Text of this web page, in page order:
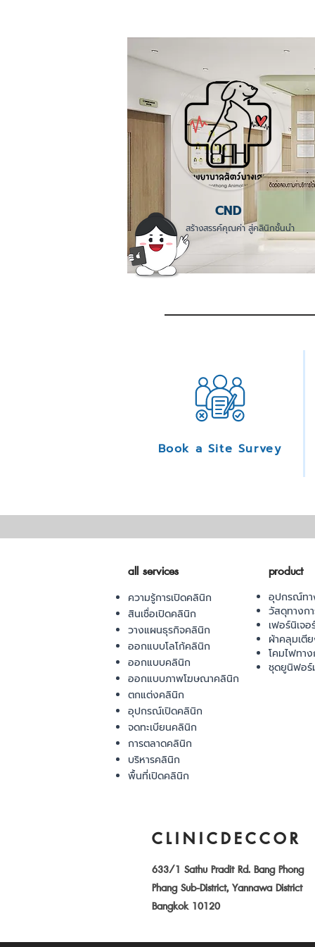
CND
สร้างสรรค์คุณค่า สู่คลินิกชั้นนำ
Book a Site Survey
all services
ความรู้การเปิดคลินิก
สินเชื่อเปิดคลินิก
วางแผนธุรกิจคลินิก
ออกแบบโลโก้คลินิก
ออกแบบคลินิก
ออกแบบภาพโฆษณาคลินิก
ตกแต่งคลินิก
อุปกรณ์เปิดคลินิก
จดทะเบียนคลินิก
การตลาดคลินิก
บริหารคลินิก
พื้นที่เปิดคลินิก
product
อุปกรณ์ทา
วัสดุทางก
เฟอร์นิเจ
ผ้าคลุมเตี
โคมไฟทา
ชุดยูนิฟอร์
CLINICDECCOR
633/1 Sathu Pradit Rd. Bang Phong
Phang Sub-District, Yannawa District
Bangkok 10120